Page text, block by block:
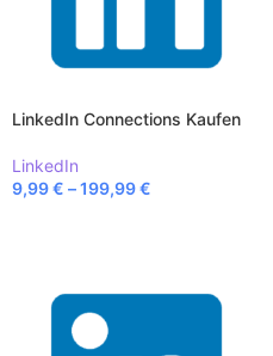
LinkedIn Connections Kaufen
LinkedIn
9,99€ –199,99€